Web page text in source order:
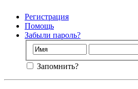
Регистрация
Помощь
Забыли пароль?
Запомнить?